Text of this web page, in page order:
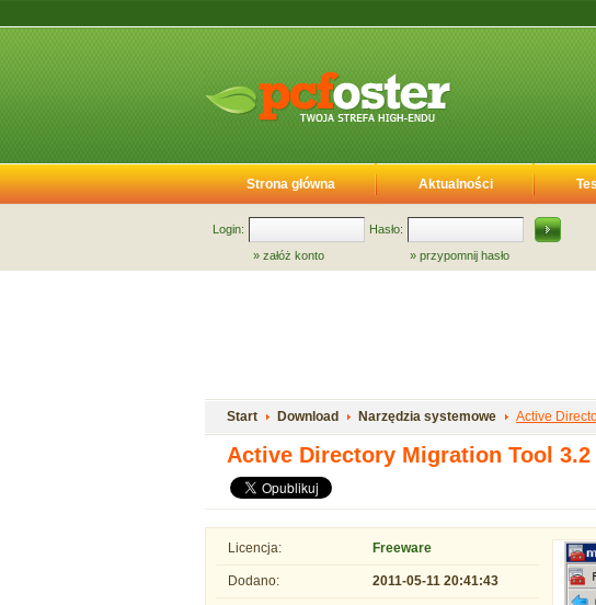
Strona główna Aktualności
Login:
Hasło:
» załóż konto » przypomnij hasło
Start Download Narzędzia systemowe Active
Active Directory Migration Tool 3.2
Licencja: Freeware
Dodano: 2011-05-11 20:41:43